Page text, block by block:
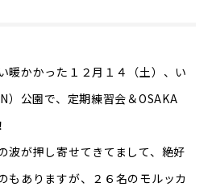
暖かかった１２月１４（土）、い
）公園で、定期練習会＆OSAKA
波が押し寄せてきてまして、絶好
もありますが、２６名のモルッカ